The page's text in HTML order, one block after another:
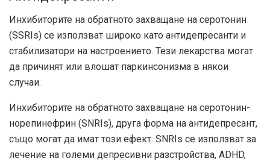
Инхибиторите на обратното захващане на серотонин
(SSRIs) се използват широко като антидепресанти и
стабилизатори на настроението. Тези лекарства могат
да причинят или влошат паркинсонизма в някои
случаи.
Инхибиторите на обратното захващане на серотонин-
норепинефрин (SNRIs), друга форма на антидепресант,
също могат да имат този ефект. SNRIs се използват за
лечение на големи депресивни разстройства, ADHD,